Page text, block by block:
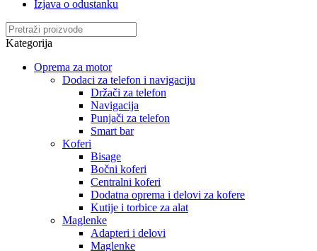
Izjava o odustanku
Kategorija
Oprema za motor
Dodaci za telefon i navigaciju
Držači za telefon
Navigacija
Punjači za telefon
Smart bar
Koferi
Bisage
Bočni koferi
Centralni koferi
Dodatna oprema i delovi za kofere
Kutije i torbice za alat
Maglenke
Adapteri i delovi
Maglenke